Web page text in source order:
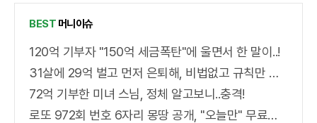
BEST 머니이슈
120억 기부자 "150억 세금폭탄"에 울면서 한 말이..!
31살에 29억 벌고 먼저 은퇴해, 비법없고 규칙만 지켰다!
72억 기부한 미녀 스님, 정체 알고보니..충격!
로또 972회 번호 6자리 몽땅 공개, "오늘만" 무료니까 꼭 오늘 확인하세요.